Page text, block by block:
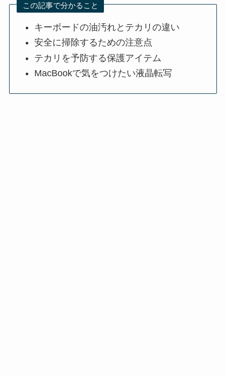
この記事で分かること
キーボードの油汚れとテカリの違い
安全に掃除するための注意点
テカリを予防する保護アイテム
MacBookで気をつけたい液晶転写